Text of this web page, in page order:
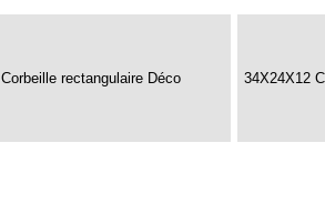
Corbeille rectangulaire Déco 34X24X12